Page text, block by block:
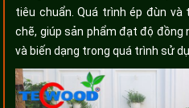
tiêu chuẩn. Quá trình ép đùn
chẽ, giúp sản phẩm đạt độ đồng
và biến dạng trong quá trình sử